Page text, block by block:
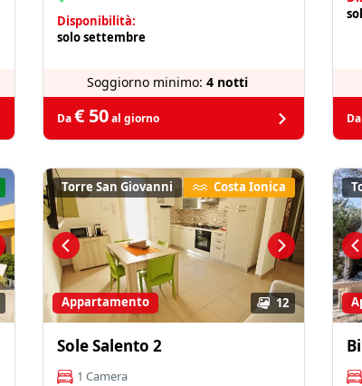
Disponibilità:
solo settembre
Soggiorno minimo: 4 notti
Da€ 50al giorno Da
12
Torre San Giovanni Costa Ionica
Appartamento
Sole Salento 2
1 Camera